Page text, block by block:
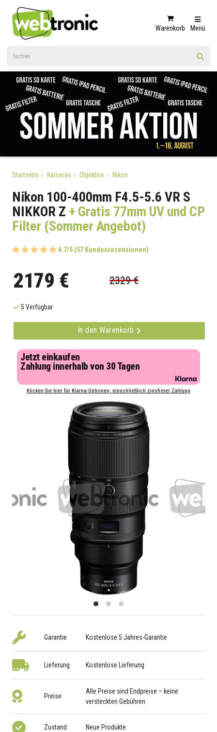
Warenkorb Menü
Startseite Kameras Objektive Nikon
Nikon 100-400mm F4.5-5.6 VR S
NIKKOR Z + Gratis 77mm UV und CP
Filter (Sommer Angebot)
4.7/5 (57 Kundenrezensionen)
2179 € 2329 €
5 Verfügbar
In den Warenkorb
Jetzt einkaufen
Zahlung innerhalb von 30 Tagen
Klicken Sie hier für Klarna-Optionen, einschließlich zinsfreier Zahlung
Garantie Kostenlose 5 Jahres-Garantie
Lieferung Kostenlose Lieferung
Preise
Alle Preise sind Endpreise – keine
versteckten Gebühren
Zustand Neue Produkte